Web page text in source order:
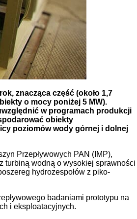
znacząca część (około 1,7
o mocy poniżej 5 MW).
w programach produkcji
obiekty
poziomów wody górnej i dolnej
Przepływowych PAN (IMP),
turbiną wodną o wysokiej sprawności
hydrozespołów z piko-
badaniami prototypu na
i eksploatacyjnych.